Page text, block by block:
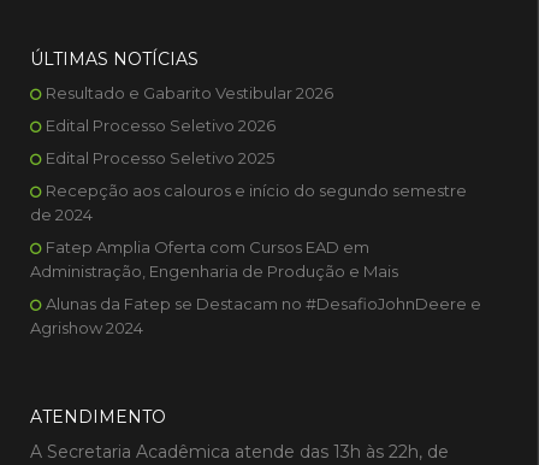
ÚLTIMAS NOTÍCIAS
Resultado e Gabarito Vestibular 2026
Edital Processo Seletivo 2026
Edital Processo Seletivo 2025
Recepção aos calouros e início do segundo semestre
de 2024
Fatep Amplia Oferta com Cursos EAD em
Administração, Engenharia de Produção e Mais
Alunas da Fatep se Destacam no #DesafioJohnDeere e
Agrishow 2024
ATENDIMENTO
A Secretaria Acadêmica atende das 13h às 22h, de